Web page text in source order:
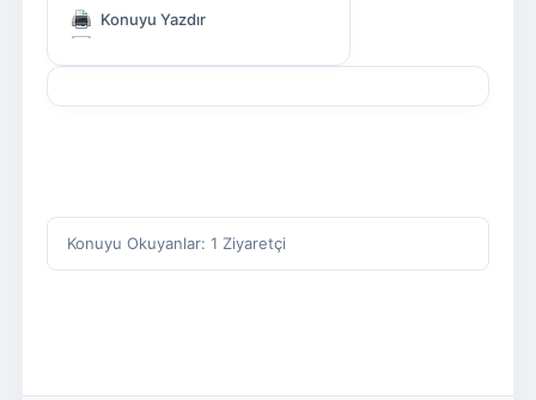
Konuyu Yazdır
Konuyu Okuyanlar: 1 Ziyaretçi